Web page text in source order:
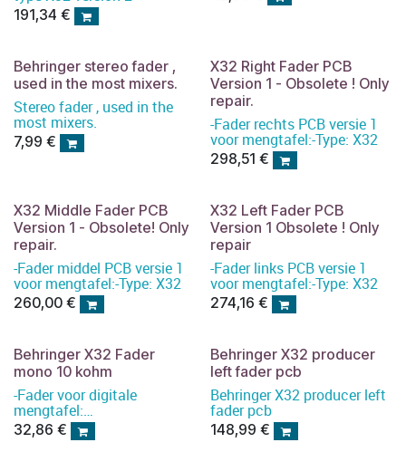
191,34 €
Behringer stereo fader ,
used in the most mixers.
Stereo fader , used in the
most mixers.
7,99 €
X32 Right Fader PCB
Version 1 - Obsolete ! Only
repair.
-Fader rechts PCB versie 1
voor mengtafel:-Type: X32
298,51 €
X32 Middle Fader PCB
Version 1 - Obsolete! Only
repair.
-Fader middel PCB versie 1
voor mengtafel:-Type: X32
260,00 €
X32 Left Fader PCB
Version 1 Obsolete ! Only
repair
-Fader links PCB versie 1
voor mengtafel:-Type: X32
274,16 €
Behringer X32 Fader
mono 10 kohm
-Fader voor digitale
mengtafel:
-Type: X32 (Gemotoriseerde
schuif)
32,86 €
Behringer X32 producer
left fader pcb
Behringer X32 producer left
fader pcb
148,99 €